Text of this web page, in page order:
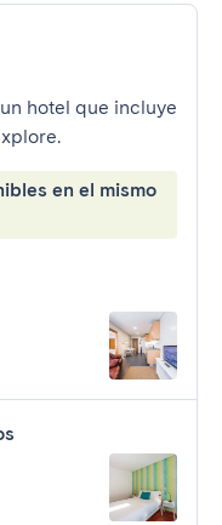
hotel que incluye
en el mismo